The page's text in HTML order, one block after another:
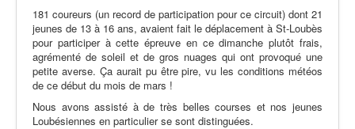
181 coureurs (un record de participation pour ce circuit) dont 21
jeunes de 13 à 16 ans, avaient fait le déplacement à St-Loubès
pour participer à cette épreuve en ce dimanche plutôt frais,
agrémenté de soleil et de gros nuages qui ont provoqué une
petite averse. Ça aurait pu être pire, vu les conditions météos
de ce début du mois de mars !
Nous avons assisté à de très belles courses et nos jeunes
Loubésiennes en particulier se sont distinguées.